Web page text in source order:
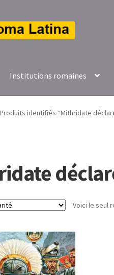
Institutions romaines
Produits identifiés “Mithridate
Voici le seul